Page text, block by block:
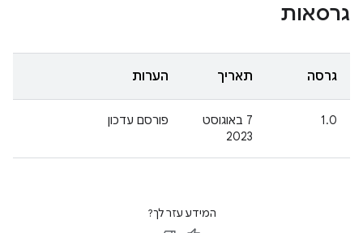
גרסאות
גרסה תאריך הערות
1.0
7 באוגוסט
2023
פורסם עדכון
המידע עזר לך?